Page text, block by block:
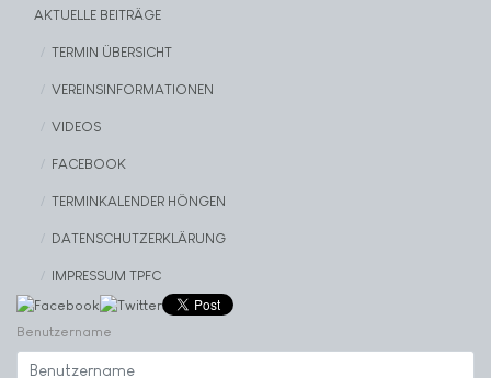
AKTUELLE BEITRÄGE
TERMIN ÜBERSICHT
VEREINSINFORMATIONEN
VIDEOS
FACEBOOK
TERMINKALENDER HÖNGEN
DATENSCHUTZERKLÄRUNG
IMPRESSUM TPFC
Benutzername